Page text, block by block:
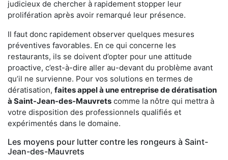
judicieux de chercher à rapidement stopper leur
prolifération après avoir remarqué leur présence.
Il faut donc rapidement observer quelques mesures
préventives favorables. En ce qui concerne les
restaurants, ils se doivent d’opter pour une attitude
proactive, c’est-à-dire aller au-devant du problème avant
qu’il ne survienne. Pour vos solutions en termes de
dératisation, faites appel à une entreprise de dératisation
à Saint-Jean-des-Mauvrets comme la nôtre qui mettra à
votre disposition des professionnels qualifiés et
expérimentés dans le domaine.
Les moyens pour lutter contre les rongeurs à Saint-
Jean-des-Mauvrets